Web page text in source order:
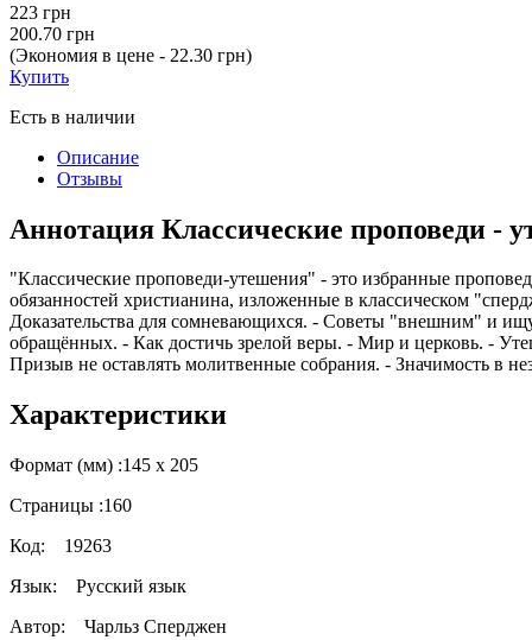
223 грн
200.70 грн
(Экономия в цене - 22.30 грн)
Купить
Есть в наличии
Описание
Отзывы
Аннотация Классические проповеди -
"Классические проповеди-утешения" - это избранные
обязанностей христианина, изложенные в классическом
Доказательства для сомневающихся. - Советы "внешним" и
обращённых. - Как достичь зрелой веры. - Мир и церковь. -
Призыв не оставлять молитвенные собрания. - Значимость в
Характеристики
Формат (мм) :145 х 205
Страницы :160
Код: 19263
Язык: Русский язык
Автор:
Чарльз Сперджен